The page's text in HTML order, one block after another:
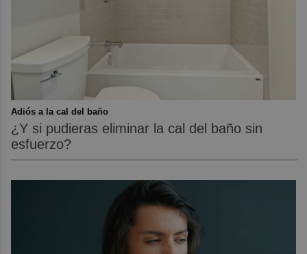
Adiós a la cal del baño
¿Y si pudieras eliminar la cal del baño sin
esfuerzo?